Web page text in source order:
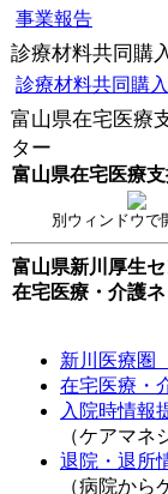
事業報告
診療材料共同購
診療材料共同購
富山県在宅医
ター
富山県在宅医療
別ウィンドウで
富山県新川厚生
在宅医療・介護
新川医療圏
在宅医療・
入院時情報
（ケアマネ
退院・退所
（病院から